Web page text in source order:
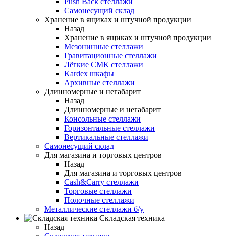
Самонесущий склад
Хранение в ящиках и штучной продукции
Назад
Хранение в ящиках и штучной продукции
Мезонинные стеллажи
Гравитационные стеллажи
Лёгкие СМК стеллажи
Kardex шкафы
Архивные стеллажи
Длинномерные и негабарит
Назад
Длинномерные и негабарит
Консольные стеллажи
Горизонтальные стеллажи
Вертикальные стеллажи
Самонесущий склад
Для магазина и торговых центров
Назад
Для магазина и торговых центров
Cash&Carry стеллажи
Торговые стеллажи
Полочные стеллажи
Металлические стеллажи б/у
Складская техника
Назад